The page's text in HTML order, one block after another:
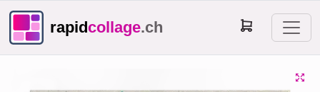
rapidcollage.ch